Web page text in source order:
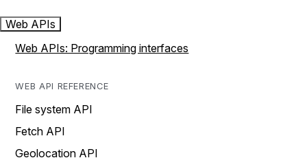
Web APIs
Web APIs: Programming interfaces
WEB API REFERENCE
File system API
Fetch API
Geolocation API